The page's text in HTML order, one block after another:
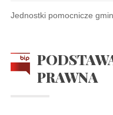
Jednostki pomocnicze
PRAWNA